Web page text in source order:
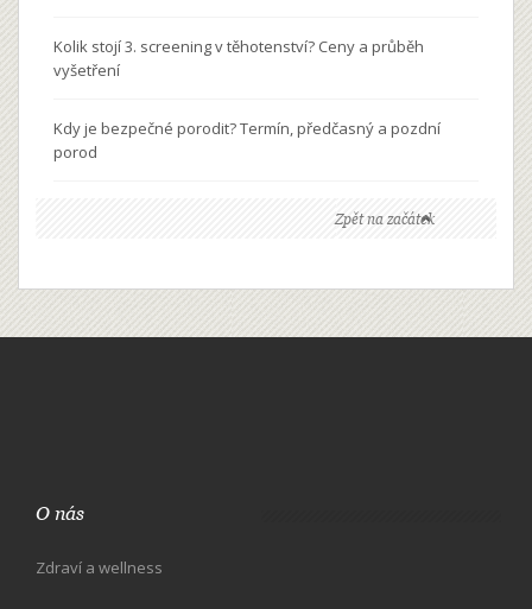
Kolik stojí 3. screening v těhotenství? Ceny a průběh
vyšetření
Kdy je bezpečné porodit? Termín, předčasný a pozdní
porod
Zpět na začátek
O nás
Zdraví a wellness